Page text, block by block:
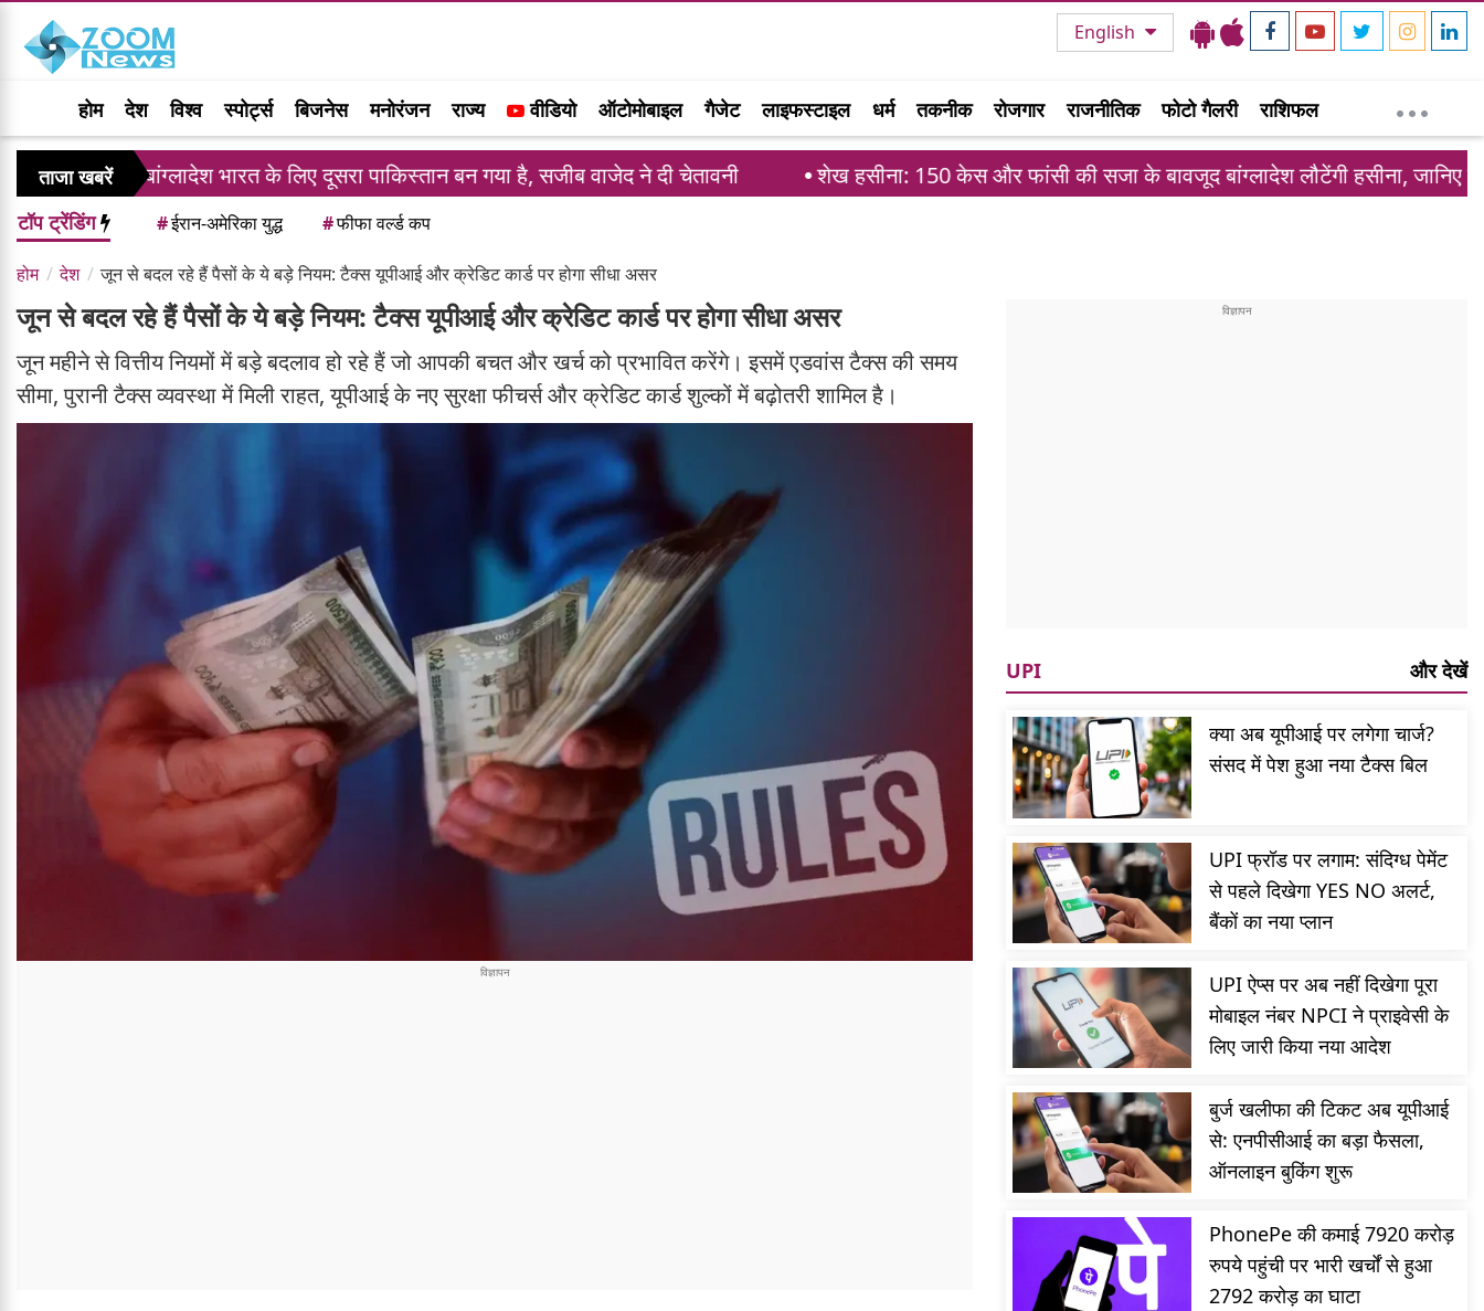
English
होम देश विश्व स्पोर्ट्स बिजनेस मनोरंजन राज्य वीडियो ऑटोमोबाइल गैजेट लाइफस्टाइल धर्म तकनीक रोजगार राजनीतिक फोटो गैलरी राशिफल
ताजा खबरें
बांग्लादेश भारत के लिए दूसरा पाकिस्तान बन गया है, सजीब वाजेद ने दी चेतावनी शेख हसीना: 150 केस और फांसी की सजा के बावजूद बांग्लादेश लौटेंगी हसीना, जानिए क्या है पूरा प्लान
टॉप ट्रेंडिंग #ईरान-अमेरिका युद्ध #फीफा वर्ल्ड कप
होम देश जून से बदल रहे हैं पैसों के ये बड़े नियम: टैक्स यूपीआई और क्रेडिट कार्ड पर होगा सीधा असर
जून से बदल रहे हैं पैसों के ये बड़े नियम: टैक्स यूपीआई और क्रेडिट कार्ड पर होगा सीधा असर
जून महीने से वित्तीय नियमों में बड़े बदलाव हो रहे हैं जो आपकी बचत और खर्च को प्रभावित करेंगे। इसमें एडवांस टैक्स की समय
सीमा, पुरानी टैक्स व्यवस्था में मिली राहत, यूपीआई के नए सुरक्षा फीचर्स और क्रेडिट कार्ड शुल्कों में बढ़ोतरी शामिल है।
UPI और देखें
क्या अब यूपीआई पर लगेगा चार्ज?
संसद में पेश हुआ नया टैक्स बिल
UPI फ्रॉड पर लगाम: संदिग्ध पेमेंट
से पहले दिखेगा YES NO अलर्ट,
बैंकों का नया प्लान
UPI ऐप्स पर अब नहीं दिखेगा पूरा
मोबाइल नंबर NPCI ने प्राइवेसी के
लिए जारी किया नया आदेश
बुर्ज खलीफा की टिकट अब यूपीआई
से: एनपीसीआई का बड़ा फैसला,
ऑनलाइन बुकिंग शुरू
PhonePe की कमाई 7920 करोड़
रुपये पहुंची पर भारी खर्चों से हुआ
2792 करोड़ का घाटा